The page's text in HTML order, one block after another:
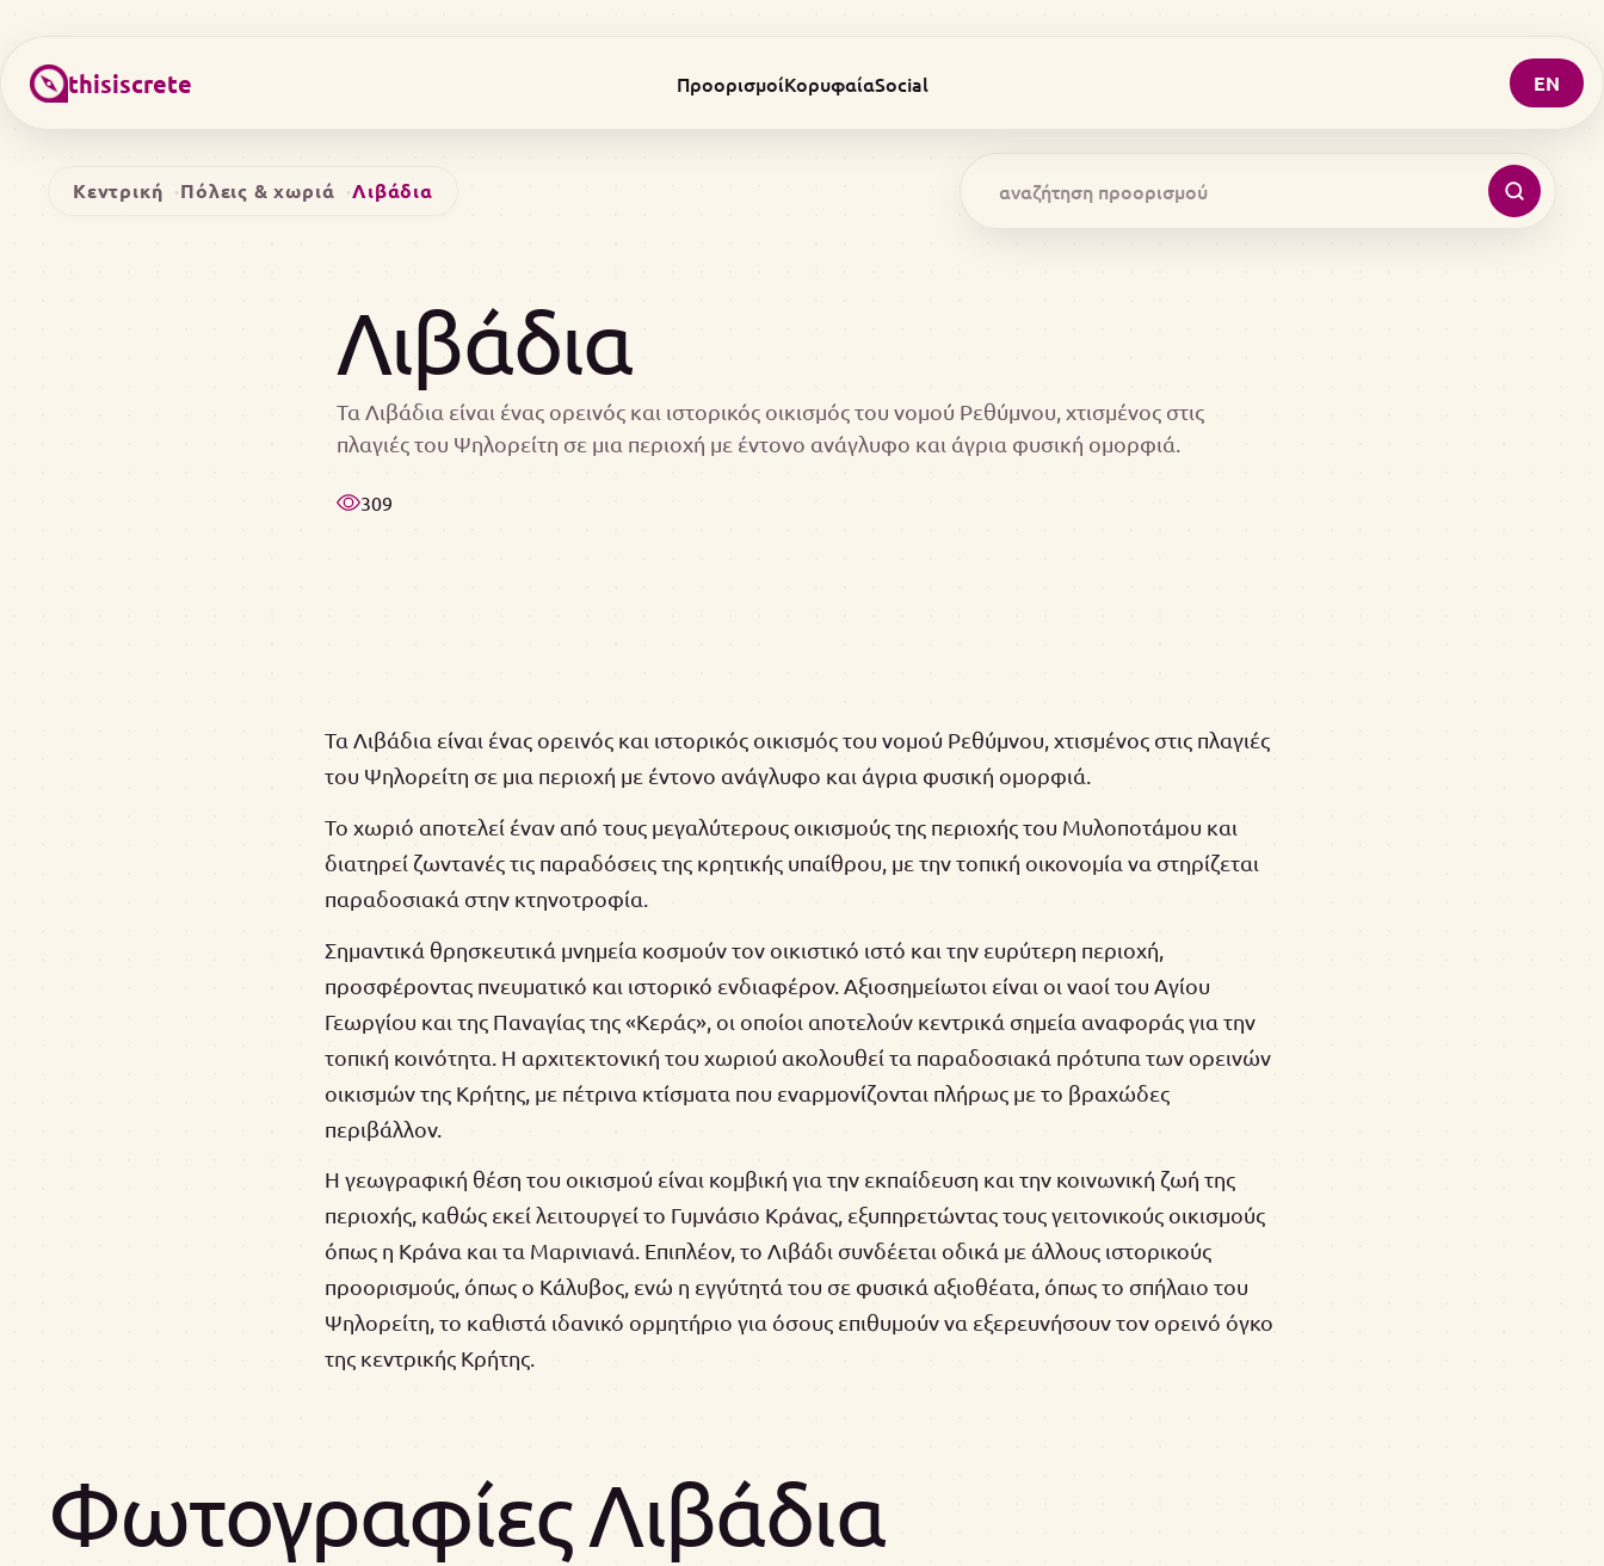
thisiscrete ΠροορισμοίΚορυφαίαSocial EN
Κεντρική Πόλεις & χωριά Λιβάδια
Λιβάδια
Τα Λιβάδια είναι ένας ορεινός και ιστορικός οικισμός του νομού Ρεθύμνου, χτισμένος στις
πλαγιές του Ψηλορείτη σε μια περιοχή με έντονο ανάγλυφο και άγρια φυσική ομορφιά.
309
Τα Λιβάδια είναι ένας ορεινός και ιστορικός οικισμός του νομού Ρεθύμνου, χτισμένος στις πλαγιές
του Ψηλορείτη σε μια περιοχή με έντονο ανάγλυφο και άγρια φυσική ομορφιά.
Το χωριό αποτελεί έναν από τους μεγαλύτερους οικισμούς της περιοχής του Μυλοποτάμου και
διατηρεί ζωντανές τις παραδόσεις της κρητικής υπαίθρου, με την τοπική οικονομία να στηρίζεται
παραδοσιακά στην κτηνοτροφία.
Σημαντικά θρησκευτικά μνημεία κοσμούν τον οικιστικό ιστό και την ευρύτερη περιοχή,
προσφέροντας πνευματικό και ιστορικό ενδιαφέρον. Αξιοσημείωτοι είναι οι ναοί του Αγίου
Γεωργίου και της Παναγίας της «Κεράς», οι οποίοι αποτελούν κεντρικά σημεία αναφοράς για την
τοπική κοινότητα. Η αρχιτεκτονική του χωριού ακολουθεί τα παραδοσιακά πρότυπα των ορεινών
οικισμών της Κρήτης, με πέτρινα κτίσματα που εναρμονίζονται πλήρως με το βραχώδες
περιβάλλον.
Η γεωγραφική θέση του οικισμού είναι κομβική για την εκπαίδευση και την κοινωνική ζωή της
περιοχής, καθώς εκεί λειτουργεί το Γυμνάσιο Κράνας, εξυπηρετώντας τους γειτονικούς οικισμούς
όπως η Κράνα και τα Μαρινιανά. Επιπλέον, το Λιβάδι συνδέεται οδικά με άλλους ιστορικούς
προορισμούς, όπως ο Κάλυβος, ενώ η εγγύτητά του σε φυσικά αξιοθέατα, όπως το σπήλαιο του
Ψηλορείτη, το καθιστά ιδανικό ορμητήριο για όσους επιθυμούν να εξερευνήσουν τον ορεινό όγκο
της κεντρικής Κρήτης.
Φωτογραφίες Λιβάδια